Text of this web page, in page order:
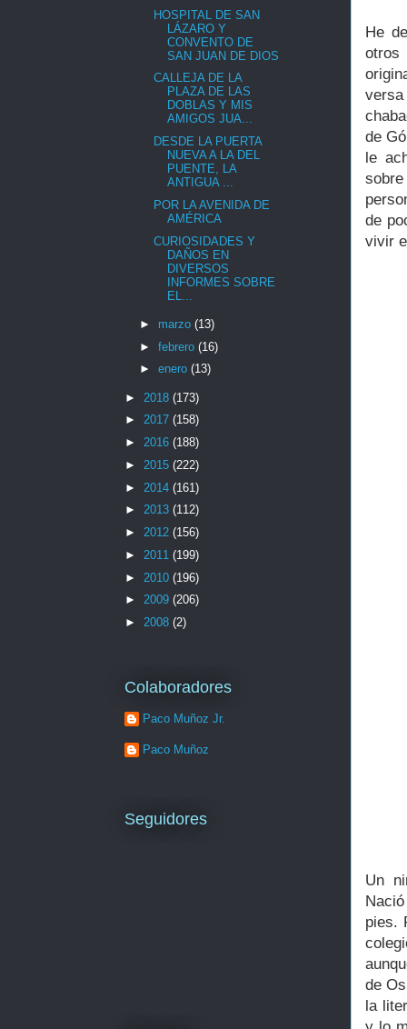
He
otros
de
le
de
vivir
Un
pies.
de
la
HOSPITAL DE SAN
LÁZARO Y
CONVENTO DE
SAN JUAN DE DIOS
CALLEJA DE LA
PLAZA DE LAS
DOBLAS Y MIS
AMIGOS JUA...
DESDE LA PUERTA
NUEVA A LA DEL
PUENTE, LA
ANTIGUA ...
POR LA AVENIDA DE
AMÉRICA
CURIOSIDADES Y
DAÑOS EN
DIVERSOS
INFORMES SOBRE
EL...
► marzo (13)
► febrero (16)
► enero (13)
► 2018 (173)
► 2017 (158)
► 2016 (188)
► 2015 (222)
► 2014 (161)
► 2013 (112)
► 2012 (156)
► 2011 (199)
► 2010 (196)
► 2009 (206)
► 2008 (2)
Colaboradores
Paco Muñoz Jr.
Paco Muñoz
Seguidores